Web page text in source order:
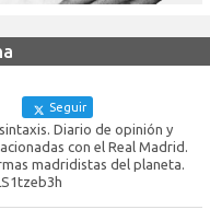
Seguir
Diario de opinión y
con el Real Madrid.
madridistas del planeta.